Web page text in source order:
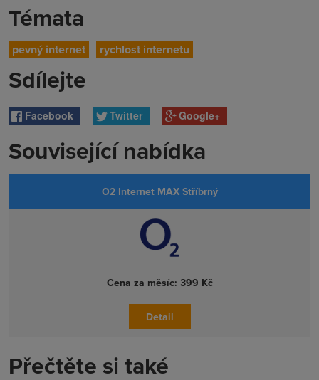
Témata
pevný internet rychlost internetu
Sdílejte
Facebook Twitter Google+
Související nabídka
O2 Internet MAX Stříbrný
Cena za měsíc: 399 Kč
Detail
Přečtěte si také